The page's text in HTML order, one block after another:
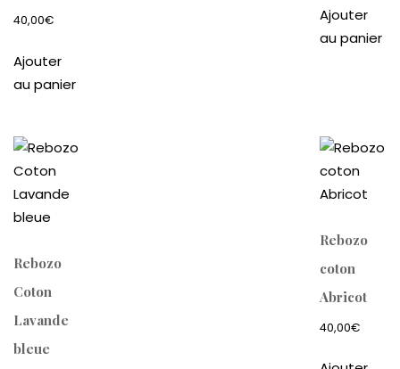
40,00€
Ajouter
au panier
Ajouter
au panier
Rebozo
Coton
Lavande
bleue
Rebozo
coton
Abricot
40,00€